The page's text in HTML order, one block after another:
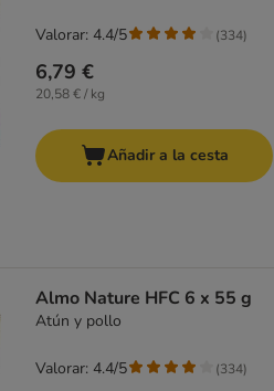
6,79 €
20,58 € / kg
Valorar: 4.4/5 (334)
Añadir a la cesta
Almo Nature HFC 6 x 55 g
Atún y pollo
Valorar: 4.4/5 (334)